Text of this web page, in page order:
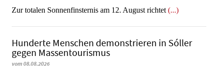
Zur totalen Sonnenfinsternis am 12. August richtet (...)
Hunderte Menschen demonstrieren in Sóller
gegen Massentourismus
vom 08.08.2026